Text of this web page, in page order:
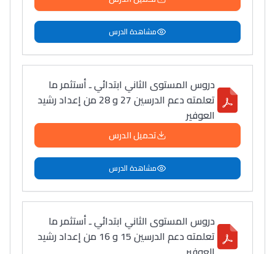
مشاهدة الدرس
دروس المستوى الثاني ابتدائي ـ أستثمر ما
تعلمته دعم الدرسين 27 و 28 من إعداد رشيد
العوفير
تحميل الدرس
مشاهدة الدرس
دروس المستوى الثاني ابتدائي ـ أستثمر ما
تعلمته دعم الدرسين 15 و 16 من إعداد رشيد